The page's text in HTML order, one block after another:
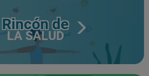
Rincón de
LA SALUD